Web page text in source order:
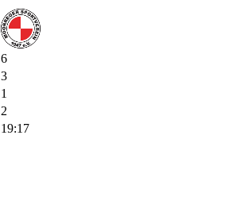
6
3
1
2
19:17